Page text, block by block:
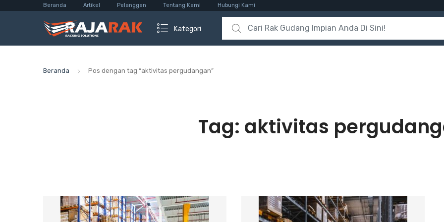
Beranda Artikel Pelanggan Tentang Kami Hubungi Kami
Kategori
Search for:
Beranda Pos dengan tag “aktivitas pergudangan”
Tag: aktivitas